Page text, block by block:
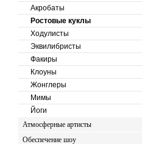
Акробаты
Ростовые куклы
Ходулисты
Эквилибристы
Факиры
Клоуны
Жонглеры
Мимы
Йоги
Атмосферные артисты
Обеспечение шоу